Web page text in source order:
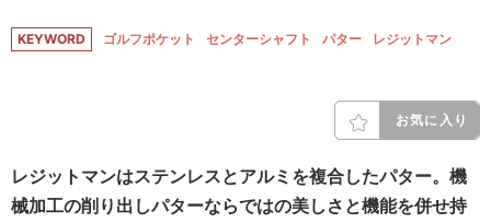
KEYWORD ゴルフポケット センターシャフト パター レジットマン
お気に入り
レジットマンはステンレスとアルミを複合したパター。機
械加工の削り出しパターならではの美しさと機能を併せ持